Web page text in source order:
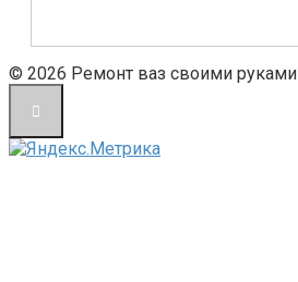
© 2026 Ремонт ваз своими руками